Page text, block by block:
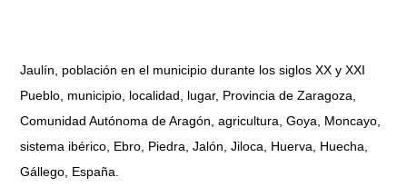
Jaulín, población en el municipio durante los siglos XX y XXI
Pueblo, municipio, localidad, lugar, Provincia de Zaragoza,
Comunidad Autónoma de Aragón, agricultura, Goya, Moncayo,
sistema ibérico, Ebro, Piedra, Jalón, Jiloca, Huerva, Huecha,
Gállego, España.